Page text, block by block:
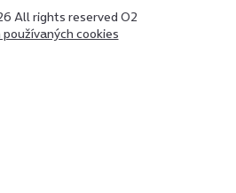
All rights reserved O2
používaných cookies